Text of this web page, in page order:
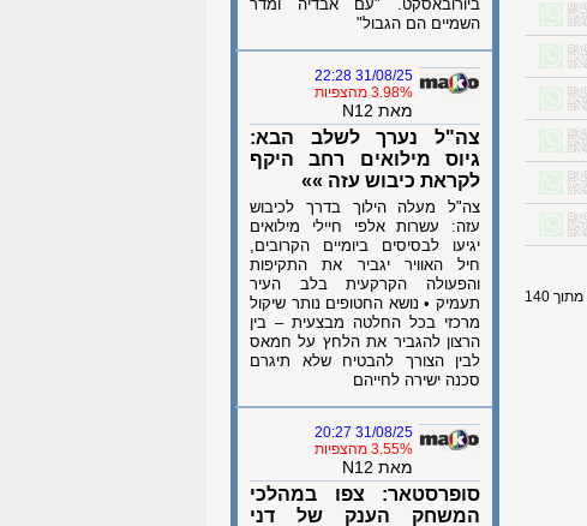
ביורובאסקט. "עם אבדיה ומדר
השמיים הם הגבול"
31/08/25 22:28
3.98% מהצפיות
מאת N12
צה"ל נערך לשלב הבא:
גיוס מילואים רחב היקף
לקראת כיבוש עזה »»
צה"ל מעלה הילוך בדרך לכיבוש
עזה: עשרות אלפי חיילי מילואים
יגיעו לבסיסים ביומיים הקרובים,
חיל האוויר יגביר את התקיפות
והפעולה הקרקעית בלב העיר
תעמיק • נושא החטופים נותר שיקול
מרכזי בכל החלטה מבצעית – בין
הרצון להגביר את הלחץ על חמאס
לבין הצורך להבטיח שלא תיגרם
סכנה ישירה לחייהם
31/08/25 20:27
3.55% מהצפיות
מאת N12
סופרסטאר: צפו במהלכי
המשחק הענק של דני